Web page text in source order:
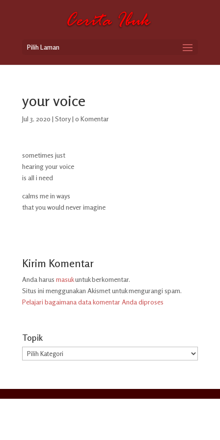
Pilih Laman
your voice
Jul 3, 2020 | Story| 0 Komentar
sometimes just
hearing your voice
is all i need
calms me in ways
that you would never imagine
Kirim Komentar
Anda harus masukuntuk berkomentar.
Situs ini menggunakan Akismet untuk mengurangi spam.
Pelajari bagaimana data komentar Anda diproses
Topik
Topik